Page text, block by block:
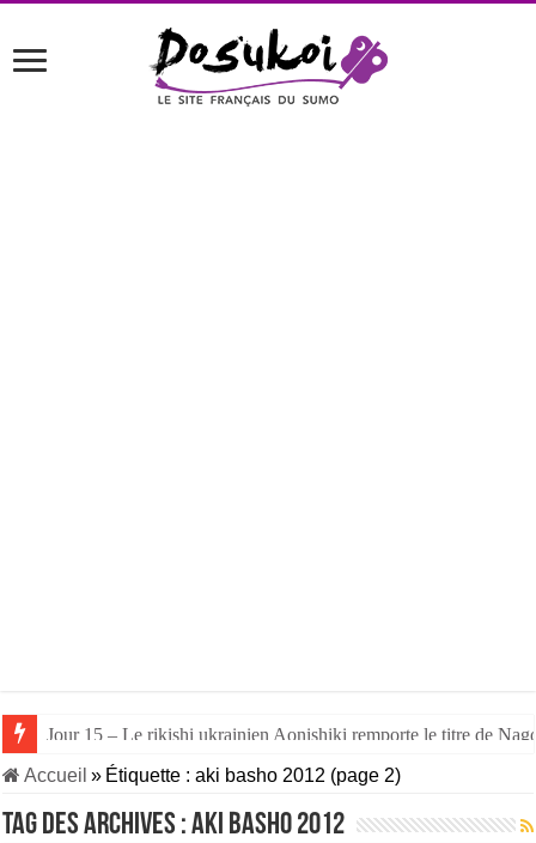
Jour 14 – Aonishiki triomphe de Takerufuji et se rapproche du
Accueil » Étiquette :aki basho 2012 (page 2)
Tag des archives :aki basho 2012